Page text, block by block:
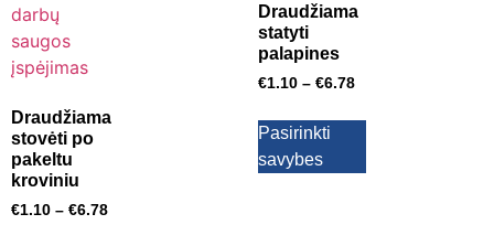
Draudžiama
stovėti po
pakeltu
kroviniu
€1.10 – €6.78
Draudžiama
statyti
palapines
€1.10 – €6.78
Pasirinkti
savybes